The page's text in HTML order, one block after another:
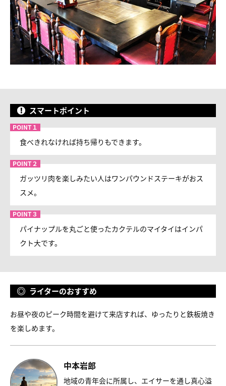
スマートポイント
食べきれなければ持ち帰りもできます。
ガッツリ肉を楽しみたい人はワンパウンドステーキがおス
スメ。
パイナップルを丸ごと使ったカクテルのマイタイはインパ
クト大です。
ライターのおすすめ
お昼や夜のピーク時間を避けて来店すれば、ゆったりと鉄板焼き
を楽しめます。
中本岩郎
地域の青年会に所属し、エイサーを通し真心溢